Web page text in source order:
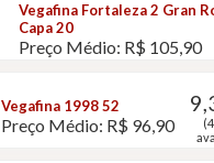
Vegafina Fortaleza 2 Gran
Capa 20
Preço Médio: R$ 105,90
Vegafina 1998 52
Preço Médio: R$ 96,90